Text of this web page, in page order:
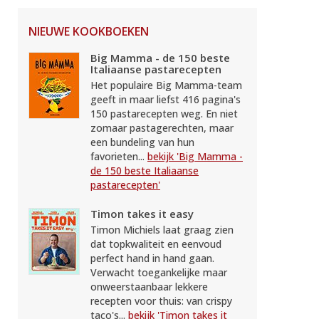
NIEUWE KOOKBOEKEN
Big Mamma - de 150 beste
Italiaanse pastarecepten
Het populaire Big Mamma-team
geeft in maar liefst 416 pagina's
150 pastarecepten weg. En niet
zomaar pastagerechten, maar
een bundeling van hun
favorieten... bekijk 'Big Mamma -
de 150 beste Italiaanse
pastarecepten'
Timon takes it easy
Timon Michiels laat graag zien
dat topkwaliteit en eenvoud
perfect hand in hand gaan.
Verwacht toegankelijke maar
onweerstaanbaar lekkere
recepten voor thuis: van crispy
taco's... bekijk 'Timon takes it